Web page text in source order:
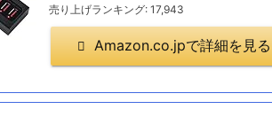
売り上げランキング: 17,943
Amazon.co.jpで詳細を見る